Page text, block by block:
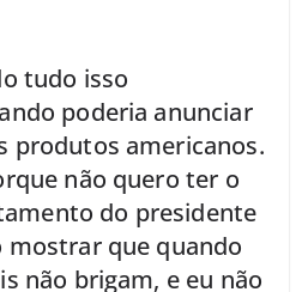
tudo isso
poderia anunciar
produtos americanos.
não quero ter o
do presidente
mostrar que quando
não brigam, e eu não